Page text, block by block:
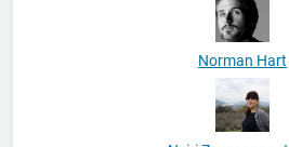
Norman Hart